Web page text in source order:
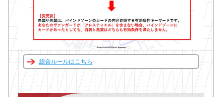
総合ルールはこちら